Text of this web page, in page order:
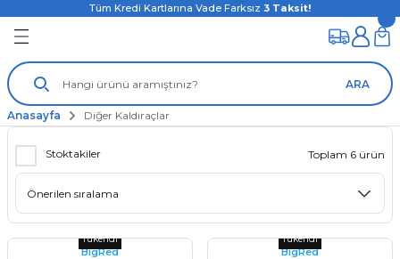
Tüm Kredi Kartlarına Vade Farksız 3 Taksit!
ARA
Anasayfa Diğer Kaldıraçlar
Stoktakiler Toplam 6 ürün
Tükendi
BigRed
Tükendi
BigRed